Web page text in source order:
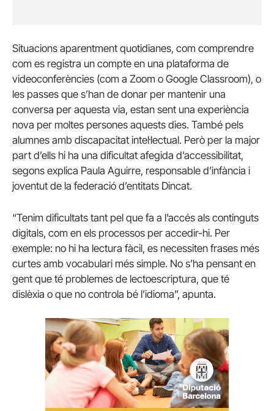
Situacions aparentment quotidianes, com comprendre
com es registra un compte en una plataforma de
videoconferències (com a Zoom o Google Classroom), o
les passes que s’han de donar per mantenir una
conversa per aquesta via, estan sent una experiència
nova per moltes persones aquests dies. També pels
alumnes amb discapacitat intel·lectual. Però per la major
part d’ells hi ha una dificultat afegida d’accessibilitat,
segons explica Paula Aguirre, responsable d’infància i
joventut de la federació d’entitats Dincat.
“Tenim dificultats tant pel que fa a l’accés als continguts
digitals, com en els processos per accedir-hi. Per
exemple: no hi ha lectura fàcil, es necessiten frases més
curtes amb vocabulari més simple. No s’ha pensant en
gent que té problemes de lectoescriptura, que té
dislèxia o que no controla bé l’idioma”, apunta.